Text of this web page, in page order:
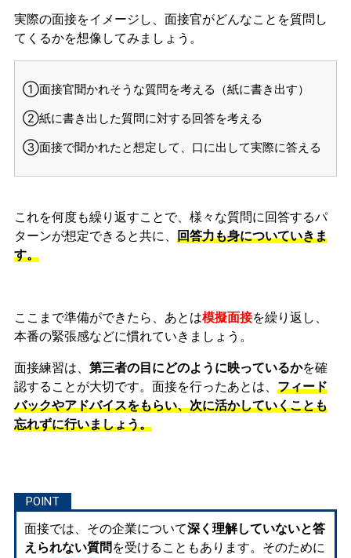
実際の面接をイメージし、面接官がどんなことを質問し
てくるかを想像してみましょう。
①面接官聞かれそうな質問を考える（紙に書き出す）
②紙に書き出した質問に対する回答を考える
③面接で聞かれたと想定して、口に出して実際に答える
これを何度も繰り返すことで、様々な質問に回答するパ
ターンが想定できると共に、 回答力も身についていきま
す。
ここまで準備ができたら、あとは模擬面接を繰り返し、
本番の緊張感などに慣れていきましょう。
面接練習は、 第三者の目にどのように映っているかを確
認することが大切です。面接を行ったあとは、 フィード
バックやアドバイスをもらい、次に活かしていくことも
忘れずに行いましょう。
面接では、その企業について深く理解していないと答
えられない質問 を受けることもあります。そのために